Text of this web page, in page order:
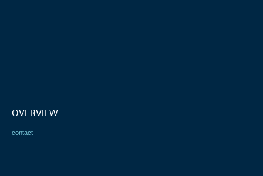
OVERVIEW
contact